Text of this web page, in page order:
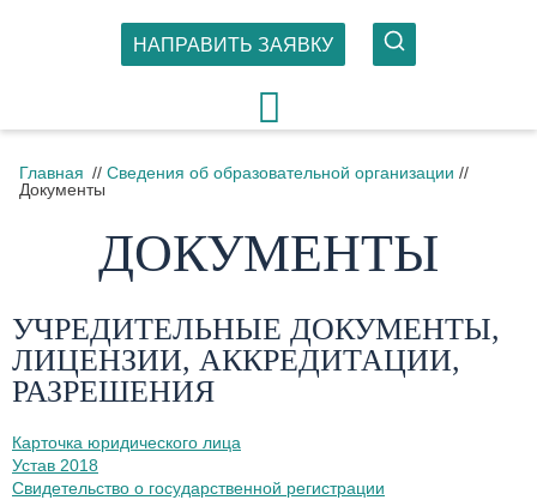
НАПРАВИТЬ ЗАЯВКУ
Главная // Сведения об образовательной организации //
Документы
ДОКУМЕНТЫ
УЧРЕДИТЕЛЬНЫЕ ДОКУМЕНТЫ,
ЛИЦЕНЗИИ, АККРЕДИТАЦИИ,
РАЗРЕШЕНИЯ
Карточка юридического лица
Устав 2018
Свидетельство о государственной регистрации